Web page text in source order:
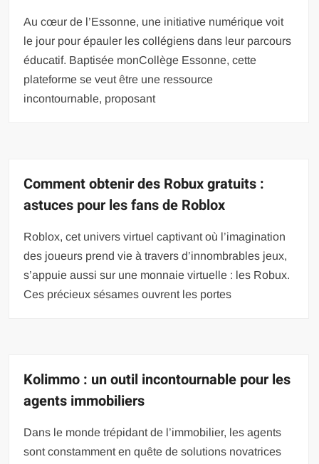
Au cœur de l’Essonne, une initiative numérique voit
le jour pour épauler les collégiens dans leur parcours
éducatif. Baptisée monCollège Essonne, cette
plateforme se veut être une ressource
incontournable, proposant
Comment obtenir des Robux gratuits :
astuces pour les fans de Roblox
Roblox, cet univers virtuel captivant où l’imagination
des joueurs prend vie à travers d’innombrables jeux,
s’appuie aussi sur une monnaie virtuelle : les Robux.
Ces précieux sésames ouvrent les portes
Kolimmo : un outil incontournable pour les
agents immobiliers
Dans le monde trépidant de l’immobilier, les agents
sont constamment en quête de solutions novatrices